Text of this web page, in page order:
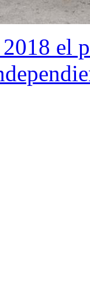
2018 el